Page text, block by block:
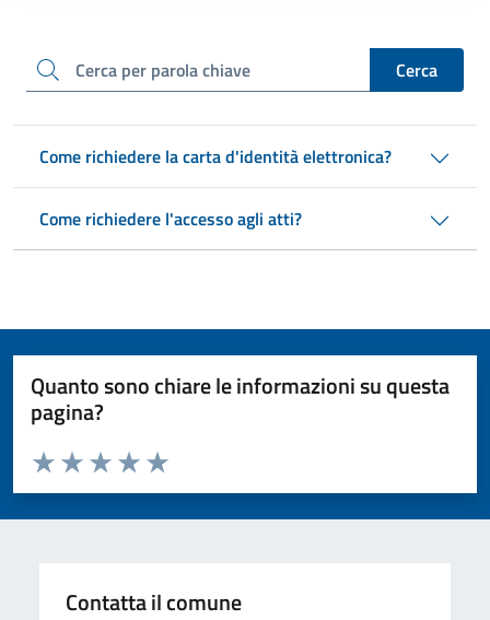
cerca Cerca
Come richiedere la carta d'identità elettronica?
Come richiedere l'accesso agli atti?
Quanto sono chiare le informazioni su questa
pagina?
Valuta da 1 a 5 stelle la pagina
Valuta 5 stelle su 5
Valuta 4 stelle su 5
Valuta 3 stelle su 5
Valuta 2 stelle su 5
Valuta 1 stelle su 5
Contatta il comune